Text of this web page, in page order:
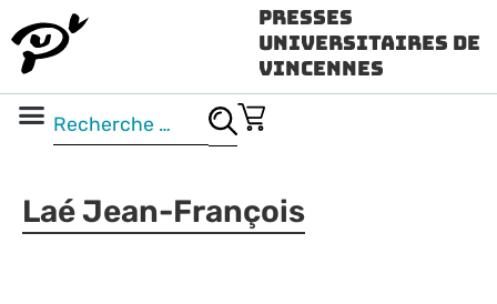
Presses
Universitaires de
Vincennes
Laé Jean-François